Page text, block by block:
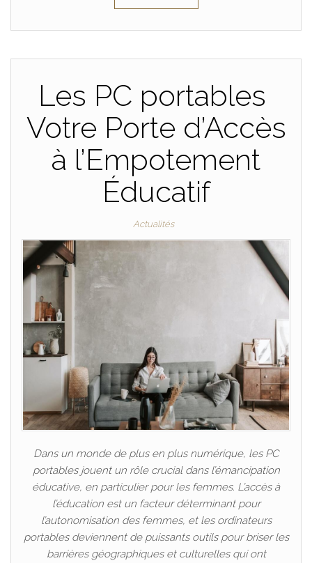
Les PC portables
Votre Porte d’Accès
à l’Empotement
Éducatif
Actualités
Dans un monde de plus en plus numérique, les PC
portables jouent un rôle crucial dans l’émancipation
éducative, en particulier pour les femmes. L’accès à
l’éducation est un facteur déterminant pour
l’autonomisation des femmes, et les ordinateurs
portables deviennent de puissants outils pour briser les
barrières géographiques et culturelles qui ont